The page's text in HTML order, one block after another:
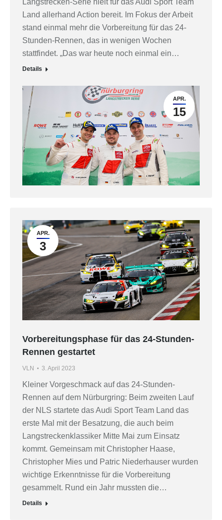
Langstrecken-Serie hielt für das Audi Sport Team
Land allerhand Action bereit. Im Fokus der Arbeit
stand einmal mehr die Vorbereitung für das 24-
Stunden-Rennen, das in wenigen Wochen
stattfindet. „Das war heute noch einmal ein…
Details
APR.
15
APR.
3
Vorbereitungsphase für das 24-Stunden-
Rennen gestartet
VLN 3. April 2023
Kleiner Vorgeschmack auf das 24-Stunden-
Rennen auf dem Nürburgring: Beim zweiten Lauf
der NLS startete das Audi Sport Team Land das
erste Mal mit der Besatzung, die auch beim
Langstreckenklassiker Mitte Mai zum Einsatz
kommt. Gemeinsam mit Christopher Haase,
Christopher Mies und Patric Niederhauser wurden
wichtige Erkenntnisse für die Vorbereitung
gesammelt. Rund ein Jahr mussten die…
Details